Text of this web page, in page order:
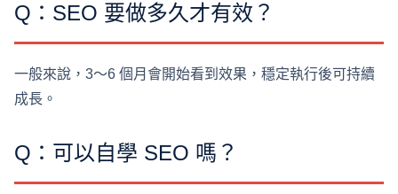
Q：SEO 要做多久才有效？
一般來說，3～6 個月會開始看到效果，穩定執行後可持續
成長。
Q：可以自學 SEO 嗎？